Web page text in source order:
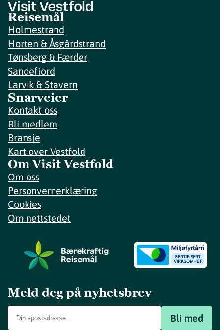
Reisemål
Holmestrand
Horten & Åsgårdstrand
Tønsberg & Færder
Sandefjord
Larvik & Stavern
Snarveier
Kontakt oss
Bli medlem
Bransje
Kart over Vestfold
Om Visit Vestfold
Om oss
Personvernerklæring
Cookies
Om nettstedet
Meld deg på nyhetsbrev
Bli med